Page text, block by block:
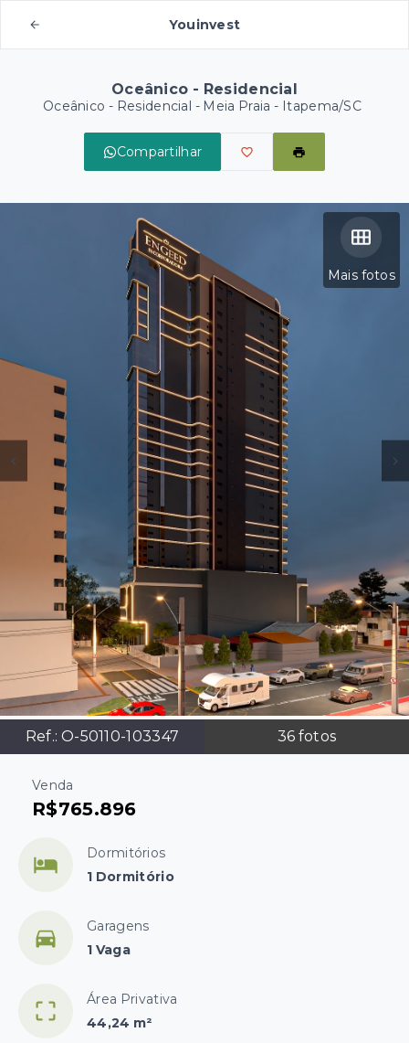
Youinvest
Oceânico - Residencial
Oceânico - Residencial - Meia Praia - Itapema/SC
Compartilhar
Mais fotos
Ref.: O-50110-103347 36 fotos
Venda
R$765.896
Dormitórios
1 Dormitório
Garagens
1 Vaga
Área Privativa
44,24 m²